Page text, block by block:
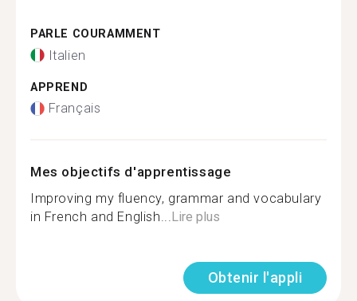
PARLE COURAMMENT
Italien
APPREND
Français
Mes objectifs d'apprentissage
Improving my fluency, grammar and vocabulary
in French and English...Lire plus
Obtenir l'appli